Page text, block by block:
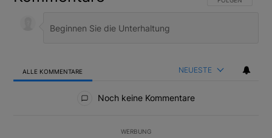
ALLE KOMMENTARE NEUESTE
Noch keine Kommentare
WERBUNG